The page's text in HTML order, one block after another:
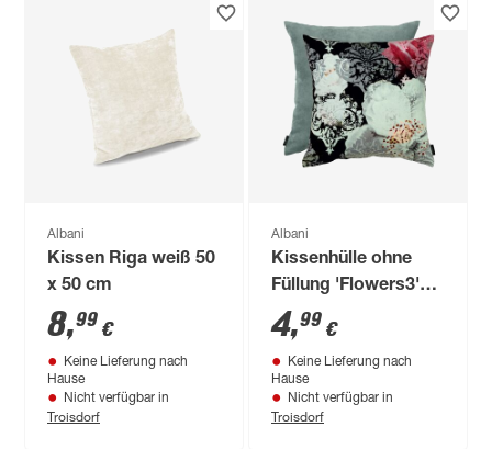
Albani
Kissen Riga weiß 50
x 50 cm
8,99 €
Keine Lieferung nach
Hause
Nicht verfügbar in
Troisdorf
Albani
Kissenhülle ohne
Füllung 'Flowers3'
grau 45 x 45 cm
4,99 €
Keine Lieferung nach
Hause
Nicht verfügbar in
Troisdorf